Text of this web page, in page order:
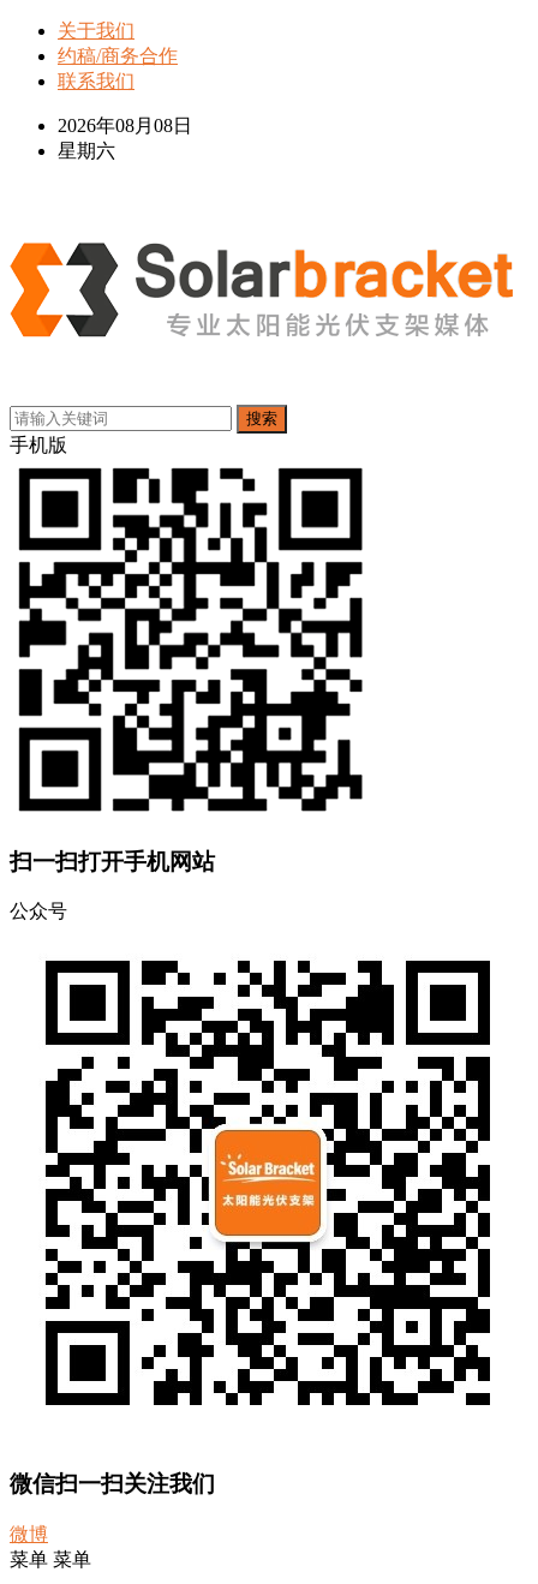
关于我们
约稿/商务合作
联系我们
2026年08月08日
星期六
搜索
手机版
扫一扫打开手机网站
公众号
微信扫一扫关注我们
微博
菜单 菜单